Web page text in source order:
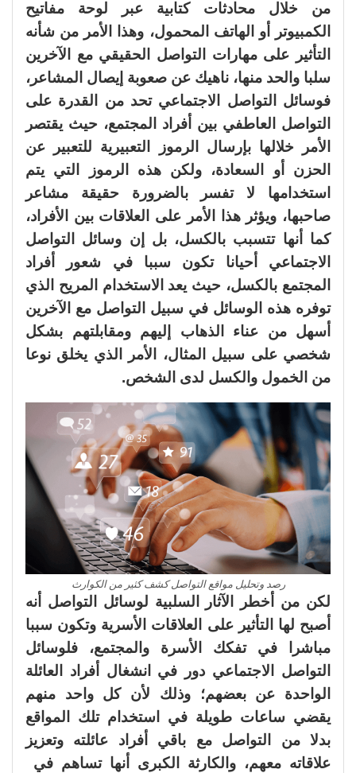
من خلال محادثات كتابية عبر لوحة مفاتيح
الكمبيوتر أو الهاتف المحمول، وهذا الأمر من شأنه
التأثير على مهارات التواصل الحقيقي مع الآخرين
سلبا والحد منها، ناهيك عن صعوبة إيصال المشاعر،
فوسائل التواصل الاجتماعي تحد من القدرة على
التواصل العاطفي بين أفراد المجتمع، حيث يقتصر
الأمر خلالها بإرسال الرموز التعبيرية للتعبير عن
الحزن أو السعادة، ولكن هذه الرموز التي يتم
استخدامها لا تفسر بالضرورة حقيقة مشاعر
صاحبها، ويؤثر هذا الأمر على العلاقات بين الأفراد،
كما أنها تتسبب بالكسل، بل إن وسائل التواصل
الاجتماعي أحيانا تكون سببا في شعور أفراد
المجتمع بالكسل، حيث يعد الاستخدام المريح الذي
توفره هذه الوسائل في سبيل التواصل مع الآخرين
أسهل من عناء الذهاب إليهم ومقابلتهم بشكل
شخصي على سبيل المثال، الأمر الذي يخلق نوعا
من الخمول والكسل لدى الشخص.
رصد وتحليل مواقع التواصل كشف كثير من الكوارث
لكن من أخطر الآثار السلبية لوسائل التواصل أنه
أصبح لها التأثير على العلاقات الأسرية وتكون سببا
مباشرا في تفكك الأسرة والمجتمع، فلوسائل
التواصل الاجتماعي دور في انشغال أفراد العائلة
الواحدة عن بعضهم؛ وذلك لأن كل واحد منهم
يقضي ساعات طويلة في استخدام تلك المواقع
بدلا من التواصل مع باقي أفراد عائلته وتعزيز
علاقاته معهم، والكارثة الكبرى أنها تساهم في